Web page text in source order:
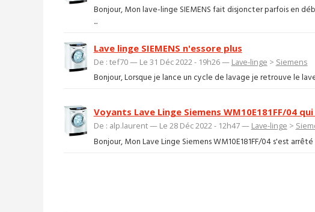
Bonjour, Mon lave-linge SIEMENS fait disjoncter parfois en
...
Lave linge SIEMENS n'essore plus
De : tef70 — Le 31 Déc 2022 - 19h26 — Lave-linge > Siemens
Bonjour, Lorsque je lance un cycle de lavage je retrouve le
Voyants Lave Linge Siemens WM10E181FF/04
De : alp.laurent — Le 28 Déc 2022 - 12h47 — Lave-linge >
Bonjour, Mon Lave Linge Siemens WM10E181FF/04 s'est